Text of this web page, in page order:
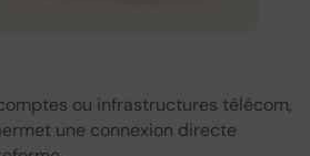
ou infrastructures télécom,
une connexion directe